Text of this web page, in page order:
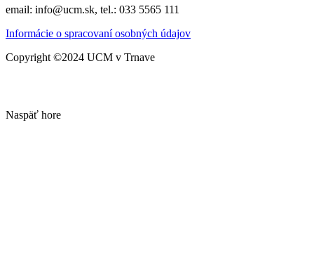
email: info@ucm.sk, tel.: 033 5565 111
Informácie o spracovaní osobných údajov
Copyright ©2024 UCM v Trnave
Naspäť hore